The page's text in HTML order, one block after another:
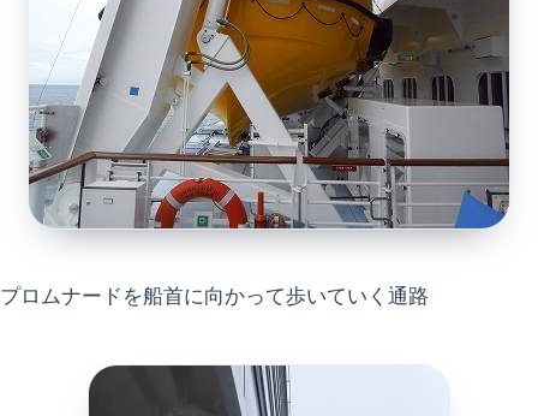
プロムナードを船首に向かって歩いていく通路